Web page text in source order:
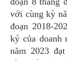
với cùng kỳ
đoạn 2018-
ký của doanh
năm 2023